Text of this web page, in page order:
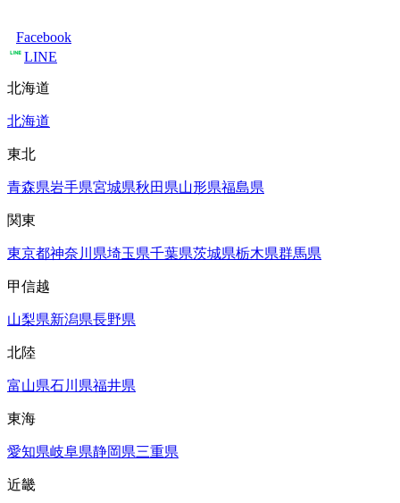
Facebook
LINE
北海道
北海道
東北
青森県岩手県宮城県秋田県山形県福島県
関東
東京都神奈川県埼玉県千葉県茨城県栃木県群馬県
甲信越
山梨県新潟県長野県
北陸
富山県石川県福井県
東海
愛知県岐阜県静岡県三重県
近畿